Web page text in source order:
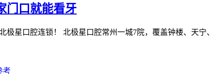
门口就能看牙
星口腔连锁！ 北极星口腔常州一城7院，覆盖钟楼、天